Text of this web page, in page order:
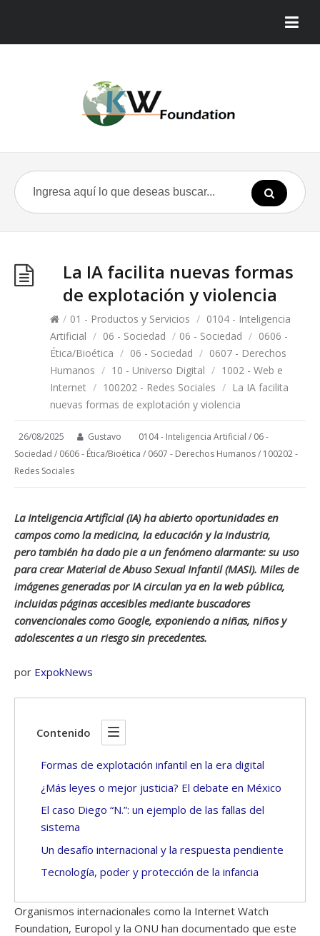
La IA facilita nuevas formas
de explotación y violencia
/ 01 - Productos y Servicios / 0104 - Inteligencia
Artificial / 06 - Sociedad / 06 - Sociedad / 0606 -
Ética/Bioética / 06 - Sociedad / 0607 - Derechos
Humanos / 10 - Universo Digital / 1002 - Web e
Internet / 100202 - Redes Sociales / La IA facilita
nuevas formas de explotación y violencia
26/08/2025 Gustavo 0104 - Inteligencia Artificial / 06 -
Sociedad / 0606 - Ética/Bioética / 0607 - Derechos Humanos/ 100202 -
Redes Sociales
La Inteligencia Artificial (IA) ha abierto oportunidades en
campos como la medicina, la educación y la industria,
pero también ha dado pie a un fenómeno alarmante: su uso
para crear Material de Abuso Sexual Infantil (MASI). Miles de
imágenes generadas por IA circulan ya en la web pública,
incluidas páginas accesibles mediante buscadores
convencionales como Google, exponiendo a niñas, niños y
adolescentes a un riesgo sin precedentes.
por ExpokNews
Contenido
Formas de explotación infantil en la era digital
¿Más leyes o mejor justicia? El debate en México
El caso Diego “N.”: un ejemplo de las fallas del
sistema
Un desafío internacional y la respuesta pendiente
Tecnología, poder y protección de la infancia
Organismos internacionales como la Internet Watch
Foundation, Europol y la ONU han documentado que este